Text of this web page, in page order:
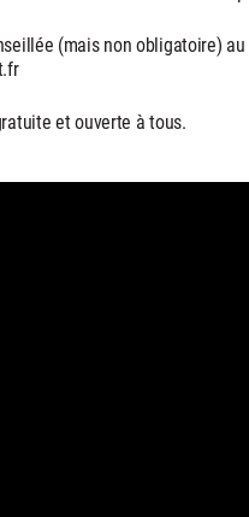
(mais non obligatoire)
et ouverte à tous.